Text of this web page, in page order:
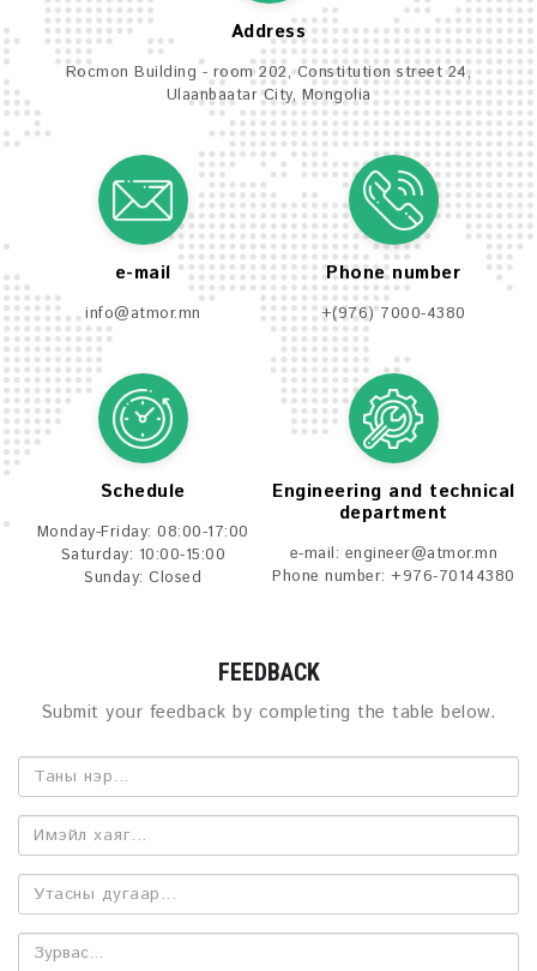
e-mail
info@atmor.mn
Address
Rocmon Building - room 202, Constitution street 24,
Ulaanbaatar City, Mongolia
Phone number
+(976) 7000-4380
Schedule
Monday-Friday: 08:00-17:00
Saturday: 10:00-15:00
Sunday: Closed
Engineering and technical
department
e-mail: engineer@atmor.mn
Phone number: +976-70144380
FEEDBACK
Submit your feedback by completing the table below.